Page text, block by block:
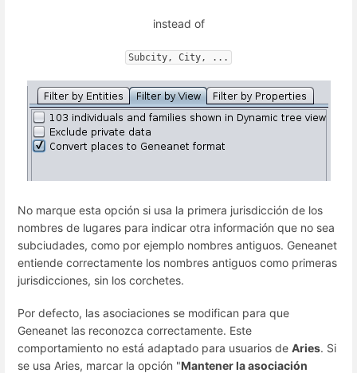
instead of
Subcity, City, ...
No marque esta opción si usa la primera jurisdicción de los
nombres de lugares para indicar otra información que no sea
subciudades, como por ejemplo nombres antiguos. Geneanet
entiende correctamente los nombres antiguos como primeras
jurisdicciones, sin los corchetes.
Por defecto, las asociaciones se modifican para que
Geneanet las reconozca correctamente. Este
comportamiento no está adaptado para usuarios de Aries. Si
se usa Aries, marcar la opción "Mantener la asociación